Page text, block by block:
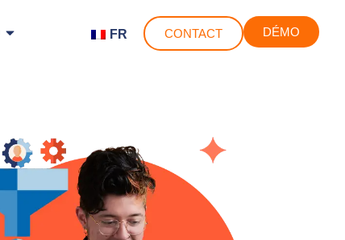
FR CONTACT DÉMO